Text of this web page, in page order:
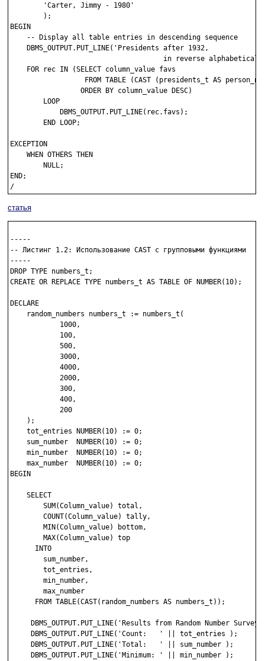
        'Carter, Jimmy - 1980'
        );
BEGIN
    -- Display all table entries in descending sequence
    DBMS_OUTPUT.PUT_LINE('Presidents after 1932,
    FOR rec IN (SELECT column_value favs
FROM TABLE (CAST (presidents_t AS
                 ORDER BY column_value DESC)
        LOOP
            DBMS_OUTPUT.PUT_LINE(rec.favs);
        END LOOP;
EXCEPTION
    WHEN OTHERS THEN
        NULL;
END;
статья
-----
-- Листинг 1.2: Использование CAST с групповыми функциями
-----
DROP TYPE numbers_t;
CREATE OR REPLACE TYPE numbers_t AS TABLE OF NUMBER(10);
DECLARE
    random_numbers numbers_t := numbers_t(
            1000,
            100,
            500,
            3000,
            4000,
            2000,
            300,
            400,
            200
    );
    tot_entries NUMBER(10) := 0;
    sum_number  NUMBER(10) := 0;
    min_number  NUMBER(10) := 0;
    max_number  NUMBER(10) := 0;
BEGIN
    SELECT
        SUM(Column_value) total,
        COUNT(Column_value) tally,
        MIN(Column_value) bottom,
        MAX(Column_value) top
      INTO
        sum_number,
        tot_entries,
        min_number,
        max_number
      FROM TABLE(CAST(random_numbers AS numbers_t));
DBMS_OUTPUT.PUT_LINE('Results from Random Number
     DBMS_OUTPUT.PUT_LINE('Count:   ' || tot_entries );
     DBMS_OUTPUT.PUT_LINE('Total:   ' || sum_number );
     DBMS_OUTPUT.PUT_LINE('Minimum: ' || min_number );